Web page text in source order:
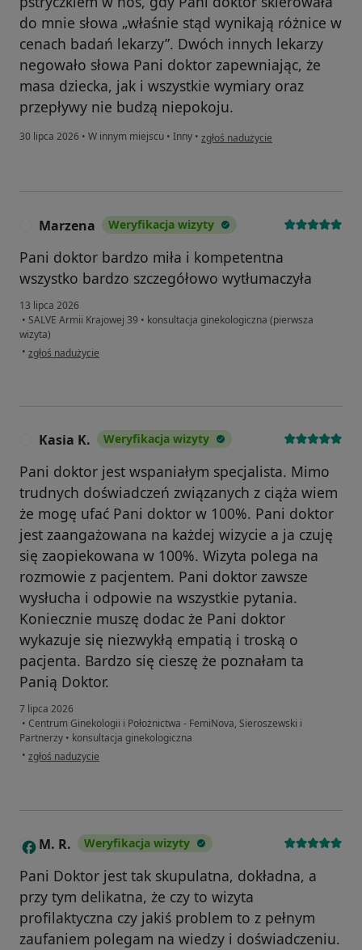
do mnie słowa „właśnie stąd wynikają różnice w
cenach badań lekarzy”. Dwóch innych lekarzy
negowało słowa Pani doktor zapewniając, że
masa dziecka, jak i wszystkie wymiary oraz
przepływy nie budzą niepokoju.
30 lipca 2026 • W innym miejscu • Inny • w opinii użytkownika A
zgłoś nadużycie
Marzena Weryfikacja wizyty
Pani doktor bardzo miła i kompetentna
wszystko bardzo szczegółowo wytłumaczyła
13 lipca 2026
• SALVE Armii Krajowej 39 • konsultacja ginekologiczna (pierwsza
wizyta)
• w opinii użytkownika Marzena
zgłoś nadużycie
Kasia K. Weryfikacja wizyty
Pani doktor jest wspaniałym specjalista. Mimo
trudnych doświadczeń związanych z ciąża wiem
że mogę ufać Pani doktor w 100%. Pani doktor
jest zaangażowana na każdej wizycie a ja czuję
się zaopiekowana w 100%. Wizyta polega na
rozmowie z pacjentem. Pani doktor zawsze
wysłucha i odpowie na wszystkie pytania.
Koniecznie muszę dodac że Pani doktor
wykazuje się niezwykłą empatią i troską o
pacjenta. Bardzo się cieszę że poznałam ta
Panią Doktor.
7 lipca 2026
• Centrum Ginekologii i Położnictwa - FemiNova, Sieroszewski i
Partnerzy • konsultacja ginekologiczna
• w opinii użytkownika Kasia K.
zgłoś nadużycie
M M. R. Weryfikacja wizyty
Pani Doktor jest tak skupulatna, dokładna, a
przy tym delikatna, że czy to wizyta
profilaktyczna czy jakiś problem to z pełnym
zaufaniem polegam na wiedzy i doświadczeniu.